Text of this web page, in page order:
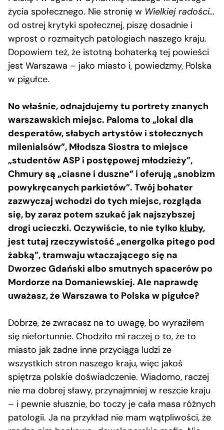
życia społecznego. Nie stronię w Wielkiej radości…
od ostrej krytyki społecznej, piszę dosadnie i
wprost o rozmaitych patologiach naszego kraju.
Dopowiem też, że istotną bohaterką tej powieści
jest Warszawa – jako miasto i, powiedzmy, Polska
w pigułce.
No właśnie, odnajdujemy tu portrety znanych
warszawskich miejsc. Paloma to „lokal dla
desperatów, słabych artystów i stołecznych
milenialsów”, Młodsza Siostra to miejsce
„studentów ASP i postępowej młodzieży”,
Chmury są „ciasne i duszne” i oferują „snobizm
powykręcanych parkietów”. Twój bohater
zazwyczaj wchodzi do tych miejsc, rozgląda
się, by zaraz potem szukać jak najszybszej
drogi ucieczki. Oczywiście, to nie tylko kluby,
jest tutaj rzeczywistość „energolka pitego pod
żabką”, tramwaju wtaczającego się na
Dworzec Gdański albo smutnych spacerów po
Mordorze na Domaniewskiej. Ale naprawdę
uważasz, że Warszawa to Polska w pigułce?
Dobrze, że zwracasz na to uwagę, bo wyraziłem
się niefortunnie. Chodziło mi raczej o to, że to
miasto jak żadne inne przyciąga ludzi ze
wszystkich stron naszego kraju, więc jakoś
spiętrza polskie doświadczenie. Wiadomo, raczej
nie ma dobrej sławy, przynajmniej w reszcie kraju
– i pewnie słusznie, bo toczy je cała masa różnych
patologii. Ja na przykład nie mam wątpliwości, że